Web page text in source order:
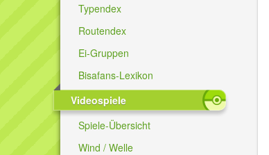
Typendex
Routendex
Ei-Gruppen
Bisafans-Lexikon
Videospiele
Spiele-Übersicht
Wind / Welle